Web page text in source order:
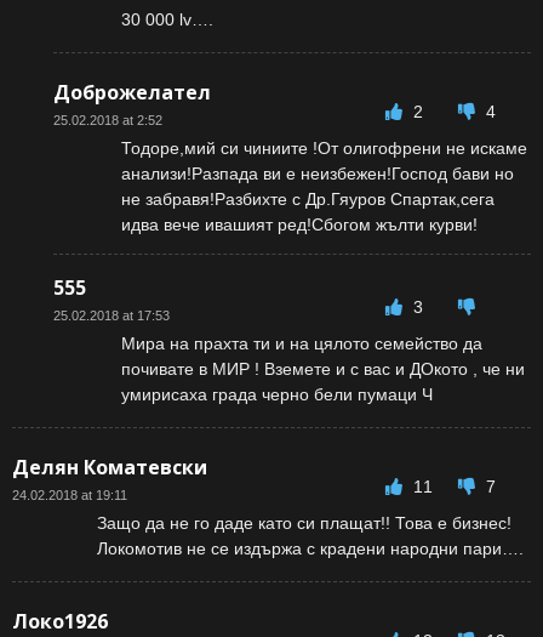
30 000 lv….
Доброжелател
25.02.2018 at 2:52 2
4
Тодоре,мий си чиниите !От олигофрени не искаме
анализи!Разпада ви е неизбежен!Господ бави но
не забравя!Разбихте с Др.Гяуров Спартак,сега
идва вече ивашият ред!Сбогом жълти курви!
555
25.02.2018 at 17:53
3
Мира на прахта ти и на цялото семейство да
почивате в МИР ! Вземете и с вас и ДОкото , че ни
умирисаха града черно бели пумаци Ч
Делян Коматевски
24.02.2018 at 19:11 11
7
Защо да не го даде като си плащат!! Това е бизнес!
Локомотив не се издържа с крадени народни пари….
Локо1926